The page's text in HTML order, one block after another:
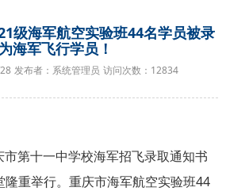
级海军航空实验班44名学员被录
海军飞行学员！
发布者：系统管理员 访问次数： 12834
第十一中学校海军招飞录取通知书
重举行。重庆市海军航空实验班44